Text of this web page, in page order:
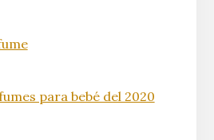
para bebé del 2020